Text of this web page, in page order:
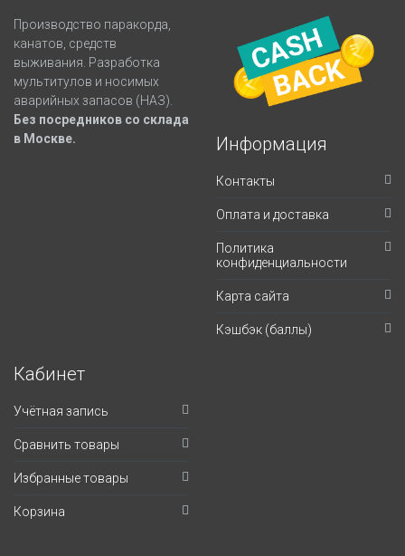
Производство паракорда,
канатов, средств
выживания. Разработка
мультитулов и носимых
аварийных запасов (НАЗ).
Без посредников со склада
в Москве.
Информация
Контакты
Оплата и доставка
Политика
конфиденциальности
Карта сайта
Кэшбэк (баллы)
Кабинет
Учётная запись
Сравнить товары
Избранные товары
Корзина